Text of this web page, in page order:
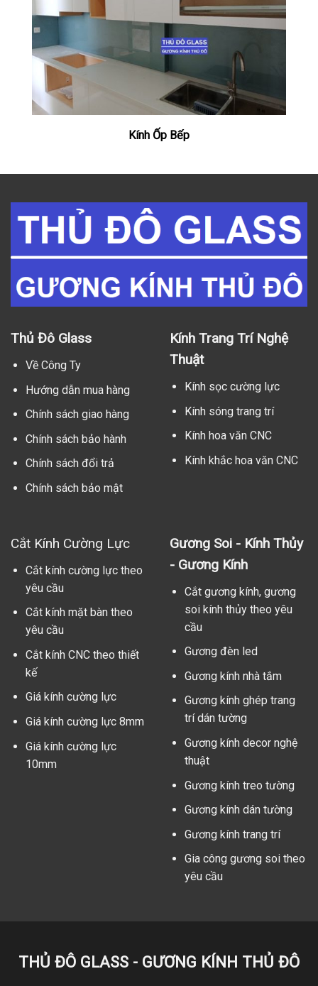
Kính Ốp Bếp
Thủ Đô Glass
Về Công Ty
Hướng dẫn mua hàng
Chính sách giao hàng
Chính sách bảo hành
Chính sách đổi trả
Chính sách bảo mật
Kính Trang Trí Nghệ
Thuật
Kính sọc cường lực
Kính sóng trang trí
Kính hoa văn CNC
Kính khắc hoa văn CNC
Cắt Kính Cường Lực
Cắt kính cường lực theo
yêu cầu
Cắt kính mặt bàn theo
yêu cầu
Cắt kính CNC theo thiết
kế
Giá kính cường lực
Giá kính cường lực 8mm
Giá kính cường lực
10mm
Gương Soi - Kính Thủy
- Gương Kính
Cắt gương kính, gương
soi kính thủy theo yêu
cầu
Gương đèn led
Gương kính nhà tắm
Gương kính ghép trang
trí dán tường
Gương kính decor nghệ
thuật
Gương kính treo tường
Gương kính dán tường
Gương kính trang trí
Gia công gương soi theo
yêu cầu
THỦ ĐÔ GLASS - GƯƠNG KÍNH THỦ ĐÔ